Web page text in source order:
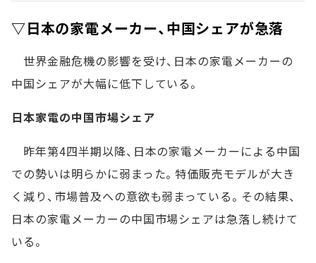
▽日本の家電メーカー、中国シェアが急落
世界金融危機の影響を受け、日本の家電メーカーの
中国シェアが大幅に低下している。
日本家電の中国市場シェア
昨年第4四半期以降、日本の家電メーカーによる中国
での勢いは明らかに弱まった。特価販売モデルが大き
く減り、市場普及への意欲も弱まっている。その結果、
日本の家電メーカーの中国市場シェアは急落し続けて
いる。